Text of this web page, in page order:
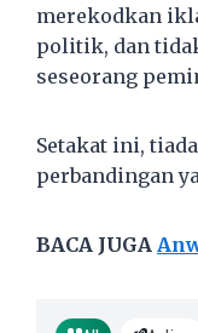
merekodkan
politik, dan
seseorang
Setakat ini,
perbandingan
BACA JUGA